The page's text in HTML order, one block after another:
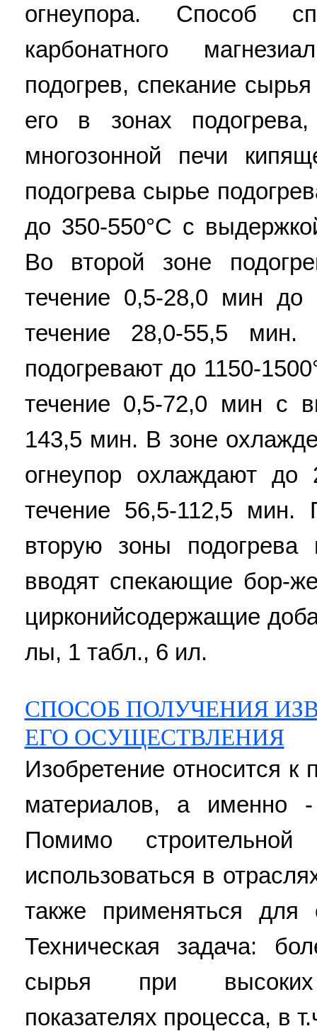
огнеупора. Способ
карбонатного
подогрев, спекание
его в зонах
многозонной печи
подогрева сырье
до 350-550°С с
Во второй зоне
течение 0,5-28,0 мин
течение 28,0-55,5
подогревают до 1150-
течение 0,5-72,0 мин с
143,5 мин. В зоне
огнеупор охлаждают
течение 56,5-112,5
вторую зоны
вводят спекающие бор-
цирконийсодержащие
лы, 1 табл., 6 ил.
СПОСОБ ПОЛУЧЕНИЯ
ЕГО ОСУЩЕСТВЛЕНИЯ
Изобретение относится к
материалов, а именно -
Помимо
использоваться в
также применяться для
Техническая задача:
сырья при высоких
показателях процесса, в